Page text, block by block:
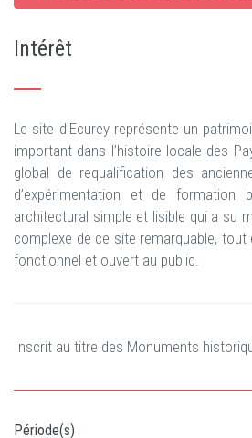
Intérêt
Le site d’Ecurey représente un
important dans l’histoire locale des
global de requalification des
d’expérimentation et de formation
architectural simple et lisible qui a su
complexe de ce site remarquable, tout
fonctionnel et ouvert au public.
Inscrit au titre des Monuments
Période(s)